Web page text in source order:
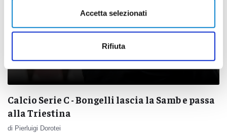
Accetta selezionati
Rifiuta
Calcio Serie C - Bongelli lascia la Samb e passa
alla Triestina
di Pierluigi Dorotei